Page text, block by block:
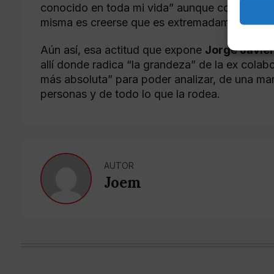
conocido en toda mi vida” aunque considera
misma es creerse que es extremadamente
Aún así, esa actitud que expone Jorge Javier
allí donde radica “la grandeza” de la ex
más absoluta” para poder analizar, de una
personas y de todo lo que la rodea.
AUTOR
Joem